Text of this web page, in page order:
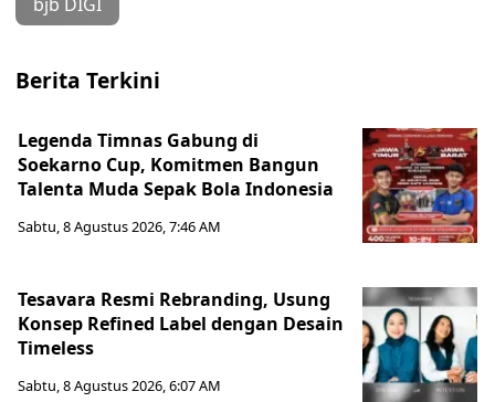
Berita Terkini
Legenda Timnas Gabung di
Soekarno Cup, Komitmen Bangun
Talenta Muda Sepak Bola Indonesia
Sabtu, 8 Agustus 2026, 7:46 AM
Tesavara Resmi Rebranding, Usung
Konsep Refined Label dengan Desain
Timeless
Sabtu, 8 Agustus 2026, 6:07 AM